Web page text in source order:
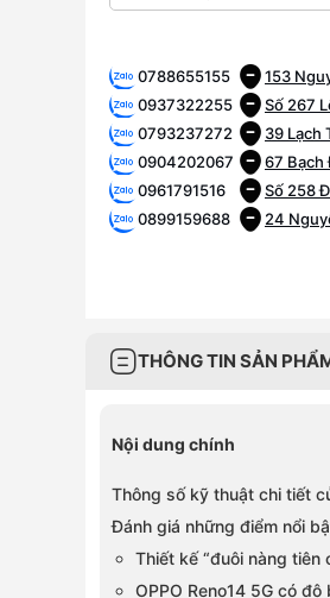
0788655155
153
0937322255
Số 267
0793237272
39 Lạch
0904202067
67 Bạch
0961791516
Số 258
0899159688
24
THÔNG TIN SẢN
Nội dung chính
Thông số kỹ thuật chi tiết
Đánh giá những điểm nổi
Thiết kế “đuôi nàng
OPPO Reno14 5G có